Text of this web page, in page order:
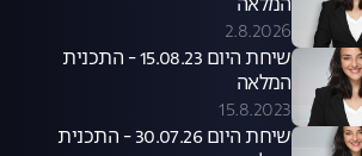
המלאה
2.8.2026
שיחת היום 15.08.23 - התכנית
המלאה
15.8.2023
שיחת היום 30.07.26 - התכנית